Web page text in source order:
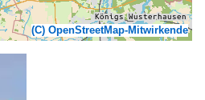
(C) OpenStreetMap-Mitwirkende